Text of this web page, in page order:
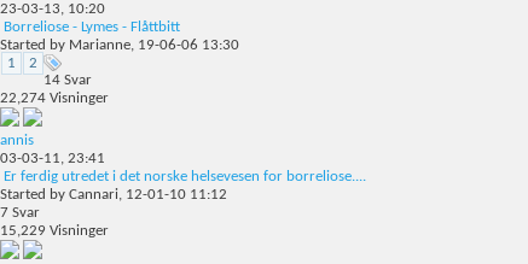
23-03-13, 10:20
Borreliose - Lymes - Flåttbitt
Started by Marianne, 19-06-06 13:30
1
2
14 Svar
22,274 Visninger
annis
03-03-11, 23:41
Er ferdig utredet i det norske helsevesen for borreliose....
Started by Cannari, 12-01-10 11:12
7 Svar
15,229 Visninger